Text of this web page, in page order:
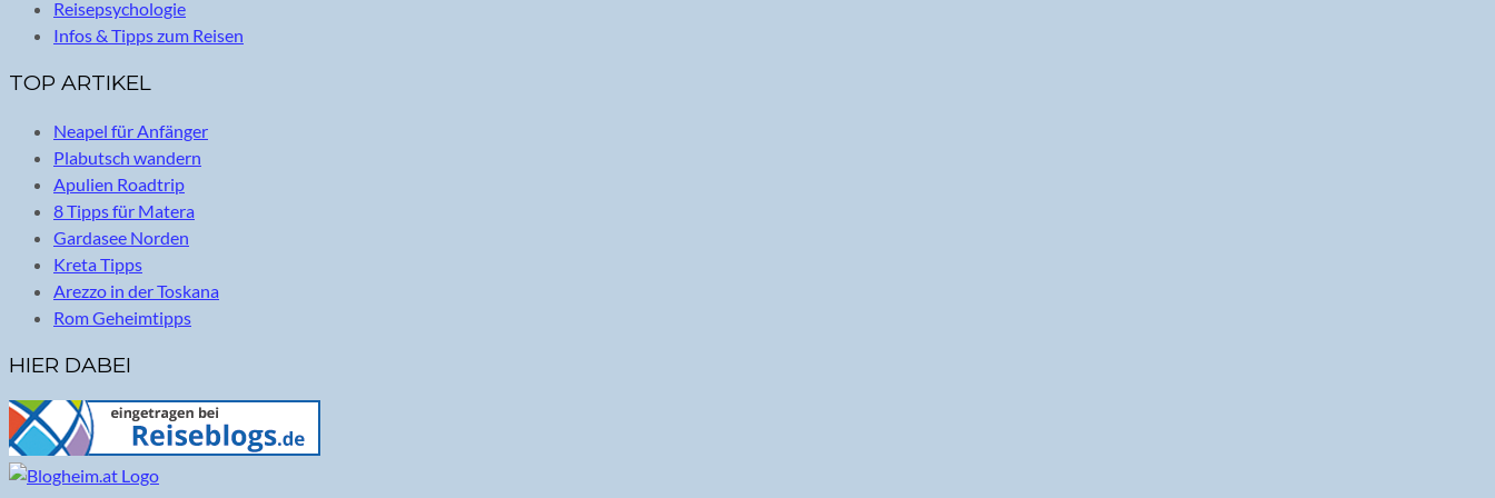
Reisepsychologie
Infos & Tipps zum Reisen
TOP ARTIKEL
Neapel für Anfänger
Plabutsch wandern
Apulien Roadtrip
8 Tipps für Matera
Gardasee Norden
Kreta Tipps
Arezzo in der Toskana
Rom Geheimtipps
HIER DABEI